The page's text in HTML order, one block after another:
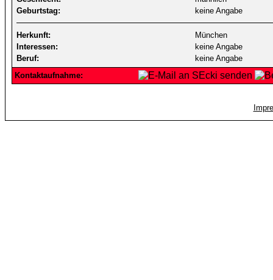
Geburtstag:
keine Angabe
Herkunft:
München
Interessen:
keine Angabe
Beruf:
keine Angabe
Kontaktaufnahme: